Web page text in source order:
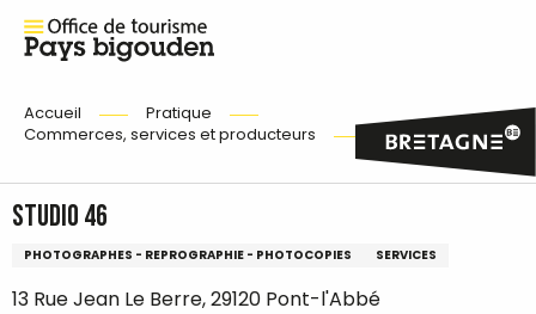
Accueil
Pratique
Commerces, services et producteurs
Studio 46
Studio 46
PHOTOGRAPHES - REPROGRAPHIE - PHOTOCOPIES SERVICES
13 Rue Jean Le Berre, 29120 Pont-l'Abbé